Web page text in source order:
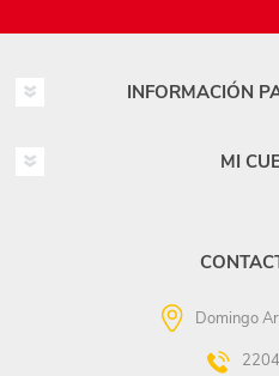
INFORMACIÓN
MI
Domingo